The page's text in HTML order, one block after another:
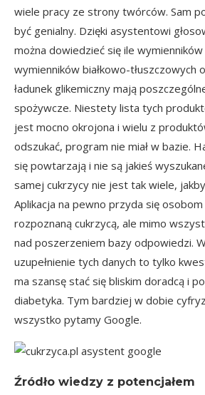
wiele pracy ze strony twórców. Sam
być genialny. Dzięki asystentowi
można dowiedzieć się ile
wymienników białkowo-tłuszczowych
ładunek glikemiczny mają
spożywcze. Niestety lista tych
jest mocno okrojona i wielu z
odszukać, program nie miał w bazie.
się powtarzają i nie są jakieś
samej cukrzycy nie jest tak wiele,
Aplikacja na pewno przyda się
rozpoznaną cukrzycą, ale mimo
nad poszerzeniem bazy odpowiedzi.
uzupełnienie tych danych to tylko
ma szansę stać się bliskim doradcą i
diabetyka. Tym bardziej w dobie
wszystko pytamy Google.
Źródło wiedzy z potencjałem